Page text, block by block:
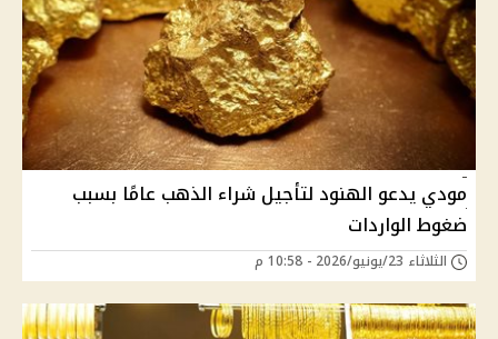
مودي يدعو الهنود لتأجيل شراء الذهب عامًا بسبب
ضغوط الواردات
الثلاثاء 23/يونيو/2026 - 10:58 م